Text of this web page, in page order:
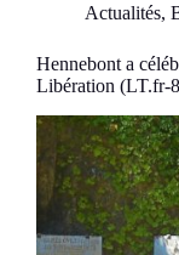
Actualités,
Hennebont a
Libération (LT.fr-